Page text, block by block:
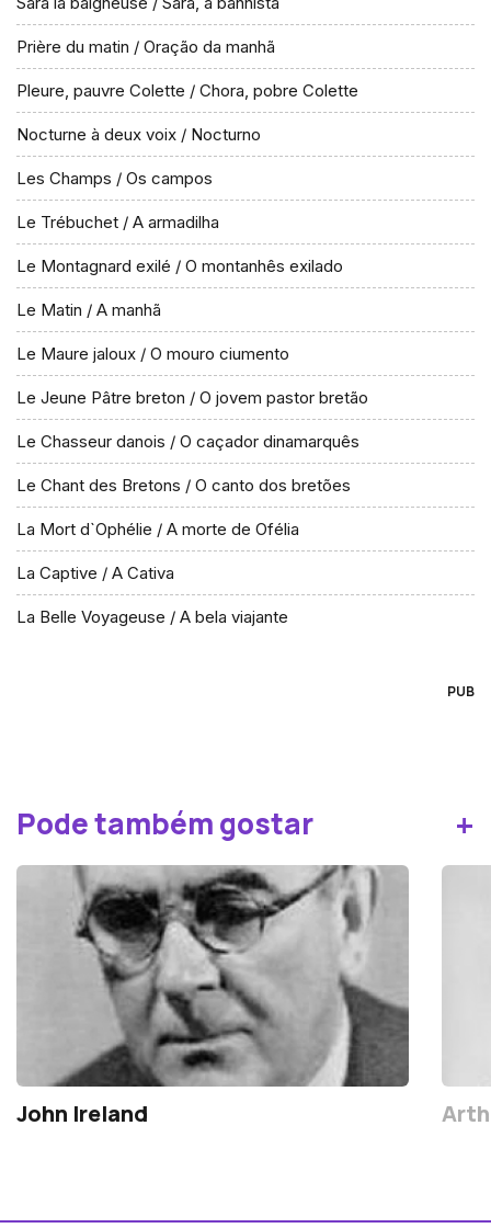
Prière du matin / Oração da manhã
Pleure, pauvre Colette / Chora, pobre Colette
Nocturne à deux voix / Nocturno
Les Champs / Os campos
Le Trébuchet / A armadilha
Le Montagnard exilé / O montanhês exilado
Le Matin / A manhã
Le Maure jaloux / O mouro ciumento
Le Jeune Pâtre breton / O jovem pastor bretão
Le Chasseur danois / O caçador dinamarquês
Le Chant des Bretons / O canto dos bretões
La Mort d`Ophélie / A morte de Ofélia
La Captive / A Cativa
La Belle Voyageuse / A bela viajante
PUB
Pode também gostar +
John Ireland